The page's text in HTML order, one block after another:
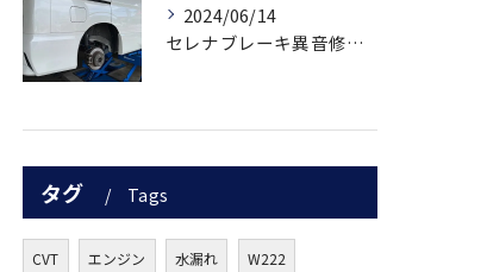
2024/06/14
セレナブレーキ異音修理事例
タグ Tags
CVT エンジン 水漏れ W222